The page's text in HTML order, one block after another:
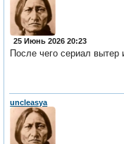
25 Июнь 2026 20:23
После чего сериал вытер
uncleasya